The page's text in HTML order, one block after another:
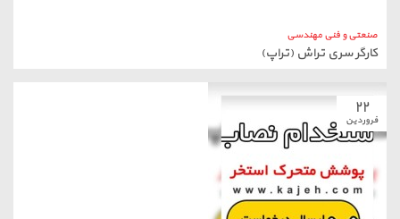
صنعتی و فنی مهندسی
کارگر سری تراش (تراپ)
۲۲
فروردین